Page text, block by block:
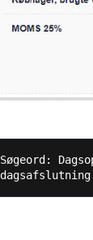
Søgeord: